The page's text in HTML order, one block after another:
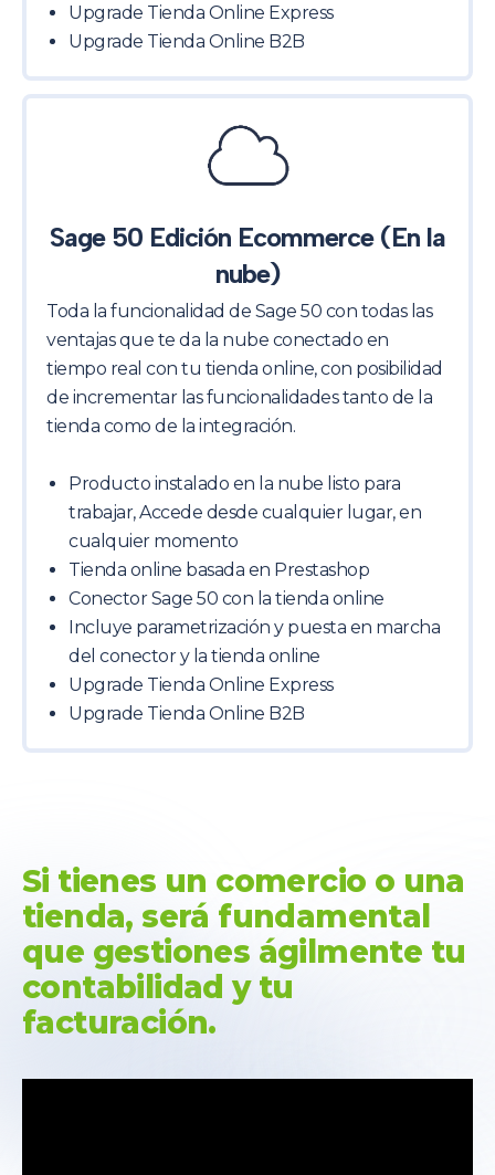
Upgrade Tienda Online Express
Upgrade Tienda Online B2B
Sage 50 Edición Ecommerce (En la
nube)
Toda la funcionalidad de Sage 50 con todas las
ventajas que te da la nube conectado en
tiempo real con tu tienda online, con posibilidad
de incrementar las funcionalidades tanto de la
tienda como de la integración.
Producto instalado en la nube listo para
trabajar, Accede desde cualquier lugar, en
cualquier momento
Tienda online basada en Prestashop
Conector Sage 50 con la tienda online
Incluye parametrización y puesta en marcha
del conector y la tienda online
Upgrade Tienda Online Express
Upgrade Tienda Online B2B
Si tienes un comercio o una
tienda, será fundamental
que gestiones ágilmente tu
contabilidad y tu
facturación.